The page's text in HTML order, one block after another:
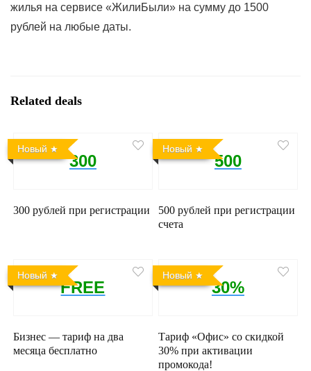
жилья на сервисе «ЖилиБыли» на сумму до 1500
рублей на любые даты.
Related deals
Новый
300
300 рублей при регистрации
Новый
500
500 рублей при регистрации
счета
Новый
FREE
Бизнес — тариф на два
месяца бесплатно
Новый
30%
Тариф «Офис» со скидкой
30% при активации
промокода!